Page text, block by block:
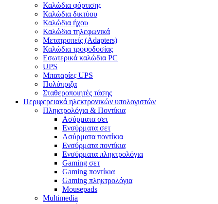
Καλώδια φόρτισης
Καλώδια δικτύου
Καλώδια ήχου
Καλώδια τηλεφωνικά
Μετατροπείς (Adapters)
Καλώδια τροφοδοσίας
Εσωτερικά καλώδια PC
UPS
Μπαταρίες UPS
Πολύπριζα
Σταθεροποιητές τάσης
Περιφερειακά ηλεκτρονικών υπολογιστών
Πληκτρολόγια & Ποντίκια
Ασύρματα σετ
Ενσύρματα σετ
Ασύρματα ποντίκια
Ενσύρματα ποντίκια
Ενσύρματα πληκτρολόγια
Gaming σετ
Gaming ποντίκια
Gaming πληκτρολόγια
Mousepads
Multimedia